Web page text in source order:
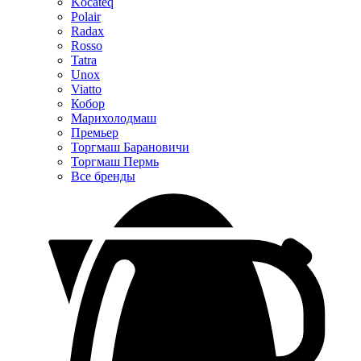
Polair
Radax
Rosso
Tatra
Unox
Viatto
Кобор
Марихолодмаш
Премьер
Торгмаш Барановичи
Торгмаш Пермь
Все бренды